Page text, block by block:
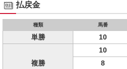
払戻金
種類 馬番
単勝 10
複勝
10
8